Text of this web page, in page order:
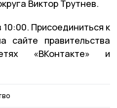
Виктор Трутнев.
Присоединиться к
сайте правительства
«ВКонтакте» и